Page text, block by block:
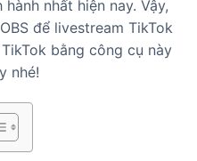
nhất hiện nay. Vậy,
để livestream TikTok
bằng công cụ này
nhé!